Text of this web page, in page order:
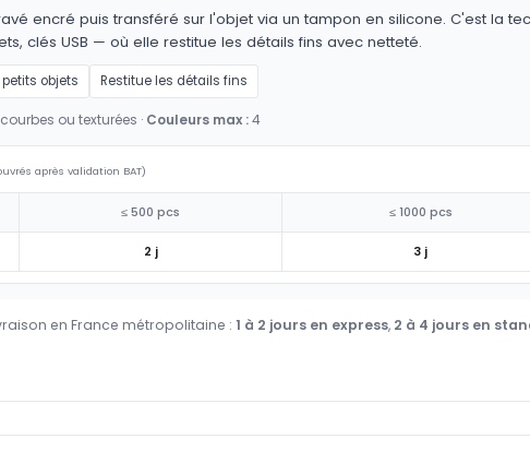
encré puis transféré sur l'objet via un tampon en silicone. C'est la
clés USB — où elle restitue les détails fins avec netteté.
objets Restitue les détails fins
ou texturées · Couleurs max :4
après validation BAT)
≤ 500 pcs ≤ 1000 pcs
2 j 3 j
en France métropolitaine : 1 à 2 jours en express, 2 à 4 jours en